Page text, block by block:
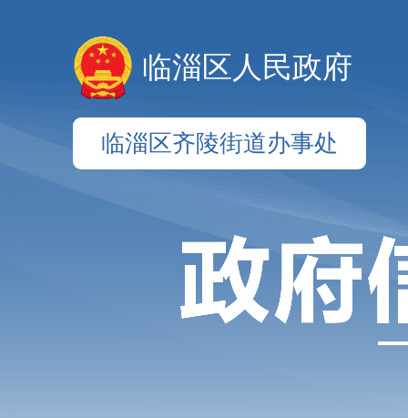
临淄区人民政府
临淄区齐陵街道办事处